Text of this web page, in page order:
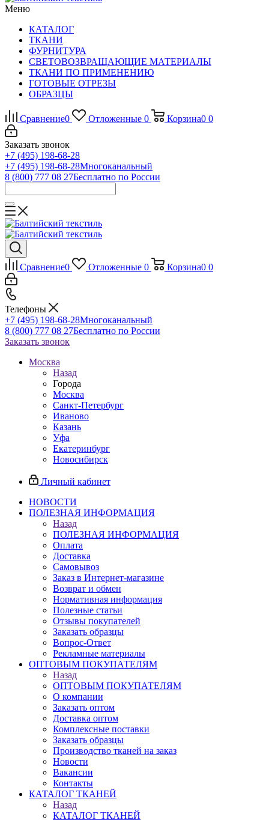
Меню
КАТАЛОГ
ТКАНИ
ФУРНИТУРА
СВЕТОВОЗВРАЩАЮЩИЕ МАТЕРИАЛЫ
ТКАНИ ПО ПРИМЕНЕНИЮ
ГОТОВЫЕ ОТРЕЗЫ
ОБРАЗЦЫ
Сравнение0 Отложенные 0 Корзина0 0
Заказать звонок
+7 (495) 198-68-28
+7 (495) 198-68-28Многоканальный
8 (800) 777 08 27Бесплатно по России
Сравнение0 Отложенные 0 Корзина0 0
Телефоны
+7 (495) 198-68-28Многоканальный
8 (800) 777 08 27Бесплатно по России
Заказать звонок
Москва
Назад
Города
Москва
Санкт-Петербург
Иваново
Казань
Уфа
Екатеринбург
Новосибирск
Личный кабинет
НОВОСТИ
ПОЛЕЗНАЯ ИНФОРМАЦИЯ
Назад
ПОЛЕЗНАЯ ИНФОРМАЦИЯ
Оплата
Доставка
Самовывоз
Заказ в Интернет-магазине
Возврат и обмен
Нормативная информация
Полезные статьи
Отзывы покупателей
Заказать образцы
Вопрос-Ответ
Рекламные материалы
ОПТОВЫМ ПОКУПАТЕЛЯМ
Назад
ОПТОВЫМ ПОКУПАТЕЛЯМ
О компании
Заказать оптом
Доставка оптом
Комплексные поставки
Заказать образцы
Производство тканей на заказ
Новости
Вакансии
Контакты
КАТАЛОГ ТКАНЕЙ
Назад
КАТАЛОГ ТКАНЕЙ